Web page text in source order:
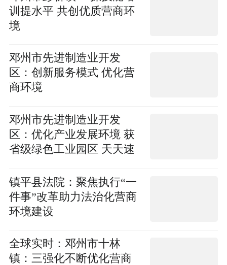
训提水平 共创优质营商环
境
邓州市先进制造业开发
区：创新服务模式 优化营
商环境
邓州市先进制造业开发
区：优化产业发展环境 获
省级绿色工业园区 天天速
镇平县法院：聚焦执行“一
件事”改革助力法治化营商
环境建设
全球实时：邓州市十林
镇：三强化不断优化营商